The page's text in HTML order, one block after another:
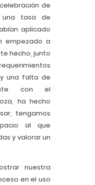
de
tasa de
aplicado
empezado a
hecho, junto
una falta de
con el
ha hecho
tengamos
al que
y valorar un
nuestra
en el uso